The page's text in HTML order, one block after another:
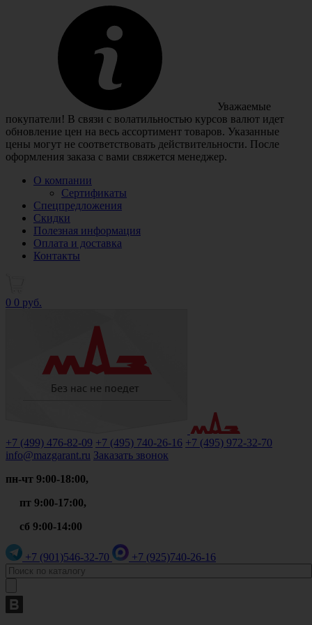
Уважаемые
покупатели! В связи с волатильностью курсов валют идет
обновление цен на весь ассортимент товаров. Указанные
цены могут не соответствовать действительности. После
оформления заказа с вами свяжется менеджер.
О компании
Сертификаты
Спецпредложения
Скидки
Полезная информация
Оплата и доставка
Контакты
0 0 руб.
+7 (499) 476-82-09 +7 (495) 740-26-16 +7 (495) 972-32-70
info@mazgarant.ru Заказать звонок
пн-чт 9:00-18:00,
пт 9:00-17:00,
сб 9:00-14:00
+7 (901)546-32-70 +7 (925)740-26-16